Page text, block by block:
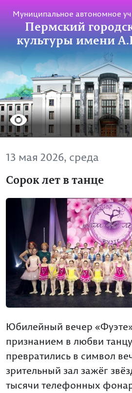
Муниципальное автономное
Пермский
культуры имени
13 мая 2026, среда
Сорок лет в танце
Юбилейный вечер
признанием в любви
превратились в символ
зрительный зал зажёг
тысячи телефонных